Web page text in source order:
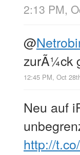
2:13 PM,
@
zurÃ¼ck
12:45 PM, Oct
Neu auf
http://